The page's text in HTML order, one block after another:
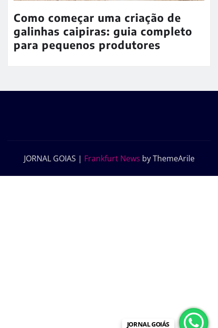
Como começar uma criação de
galinhas caipiras: guia completo
para pequenos produtores
JORNAL GOIAS | Frankfurt News by ThemeArile
JORNAL GOIÁS